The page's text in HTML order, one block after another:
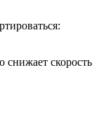
снижает скорость